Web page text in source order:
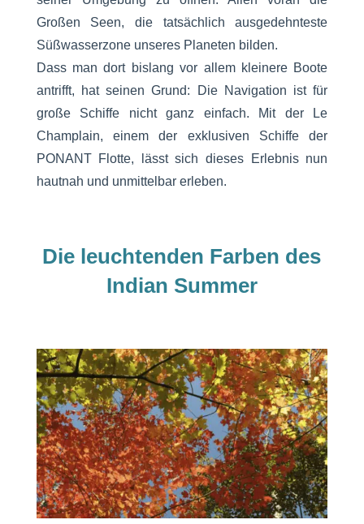
Großen Seen, die tatsächlich ausgedehnteste
Süßwasserzone unseres Planeten bilden.
Dass man dort bislang vor allem kleinere Boote
antrifft, hat seinen Grund: Die Navigation ist für
große Schiffe nicht ganz einfach. Mit der Le
Champlain, einem der exklusiven Schiffe der
PONANT Flotte, lässt sich dieses Erlebnis nun
hautnah und unmittelbar erleben.
Die leuchtenden Farben des
Indian Summer